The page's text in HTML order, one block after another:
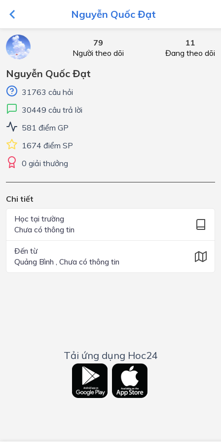
Nguyễn Quốc Đạt
79
Người theo dõi
11
Đang theo dõi
Nguyễn Quốc Đạt
31763 câu hỏi
30449 câu trả lời
581 điểm GP
1674 điểm SP
0 giải thưởng
Chi tiết
Học tại trường
Chưa có thông tin
Đến từ
Quảng Bình , Chưa có thông tin
Tải ứng dụng Hoc24